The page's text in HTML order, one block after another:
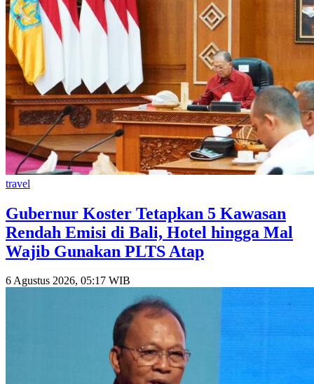
travel
Gubernur Koster Tetapkan 5 Kawasan
Rendah Emisi di Bali, Hotel hingga Mal
Wajib Gunakan PLTS Atap
6 Agustus 2026, 05:17 WIB